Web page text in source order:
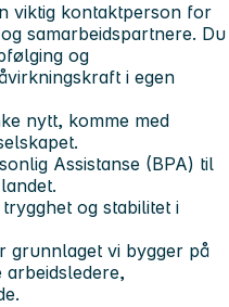
viktig kontaktperson for
samarbeidspartnere. Du
og
i egen
nytt, komme med
Assistanse (BPA) til
og stabilitet i
grunnlaget vi bygger på
arbeidsledere,